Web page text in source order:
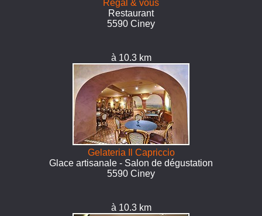
Régal & vous
Restaurant
5590 Ciney
à 10.3 km
Gelateria Il Capriccio
Glace artisanale - Salon de dégustation
5590 Ciney
à 10.3 km